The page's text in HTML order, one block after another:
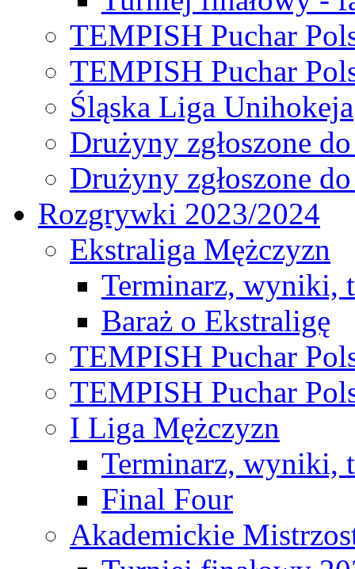
TEMPISH Puchar
TEMPISH Puchar
Śląska Liga Unihokeja
Drużyny zgłoszone
Drużyny zgłoszone
Rozgrywki 2023/2024
Ekstraliga Mężczyzn
Terminarz, wyniki,
Baraż o Ekstraligę
TEMPISH Puchar
TEMPISH Puchar
I Liga Mężczyzn
Terminarz, wyniki,
Final Four
Akademickie